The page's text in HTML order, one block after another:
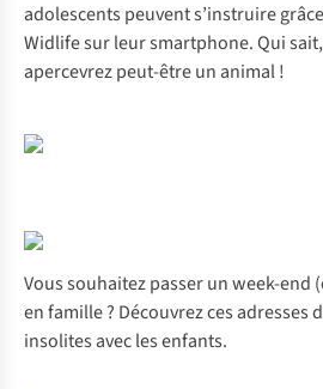
adolescents peuvent s’instruire grâce
Widlifesur leur smartphone. Qui
apercevrez peut-être un animal !
Vous souhaitez passer un week-end
en famille ? Découvrezces adresses
insolites avec les enfants.